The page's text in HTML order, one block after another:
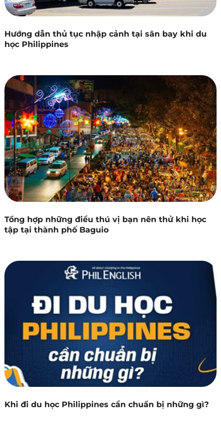
Hướng dẫn thủ tục nhập cảnh tại sân bay khi du
học Philippines
Tổng hợp những điều thú vị bạn nên thử khi học
tập tại thành phố Baguio
Khi đi du học Philippines cần chuẩn bị những gì?